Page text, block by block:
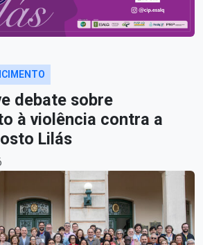
debate sobre
à violência contra a
Lilás